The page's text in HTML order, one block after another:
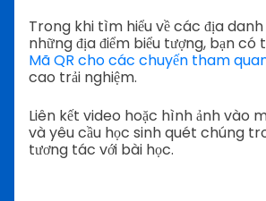
Trong khi tìm hiểu về các địa
những địa điểm biểu tượng, bạn có
Mã QR cho các chuyến tham
cao trải nghiệm.
Liên kết video hoặc hình ảnh vào
và yêu cầu học sinh quét chúng
tương tác với bài học.